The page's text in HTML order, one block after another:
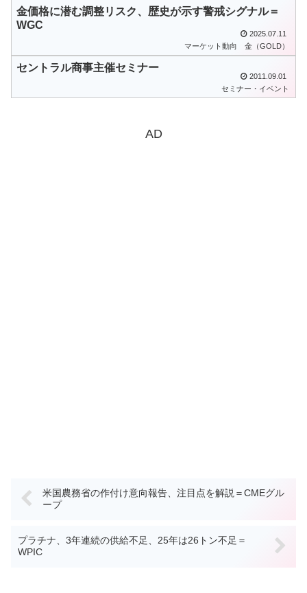
金価格に潜む調整リスク、歴史が示す警戒シグナル＝
WGC
2025.07.11
マーケット動向
金（GOLD）
セントラル商事主催セミナー
2011.09.01
セミナー・イベント
AD
米国農務省の作付け意向報告、注目点を解説＝CMEグル
ープ
プラチナ、3年連続の供給不足、25年は26トン不足＝
WPIC